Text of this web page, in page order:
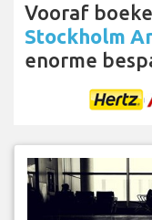
Vooraf
Stockholm
enorme